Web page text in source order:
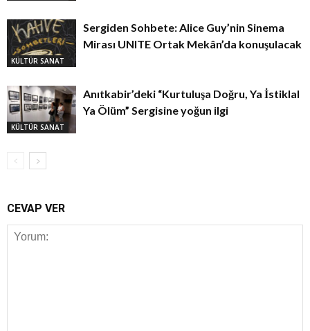
KÜLTÜR SANAT
Sergiden Sohbete: Alice Guy’nin Sinema
Mirası UNITE Ortak Mekân’da konuşulacak
KÜLTÜR SANAT
Anıtkabir’deki “Kurtuluşa Doğru, Ya İstiklal
Ya Ölüm” Sergisine yoğun ilgi
CEVAP VER